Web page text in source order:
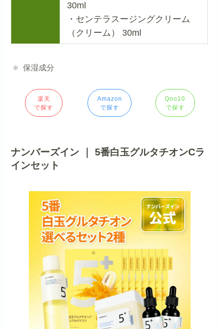
30ml
・センテラスージングクリーム
（クリーム） 30ml
保湿成分
楽天
で探す
Amazon
で探す
Qoo10
で探す
ナンバーズイン ｜ 5番白玉グルタチオンCラ
インセット